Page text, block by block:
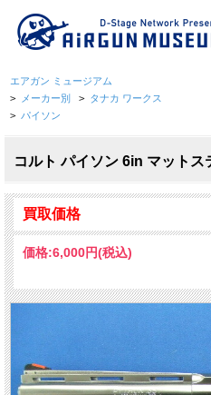
エアガン ミュージアム
> メーカー別 > タナカ ワークス
> パイソン
コルト パイソン 6in マットス
買取価格
価格:6,000円(税込)